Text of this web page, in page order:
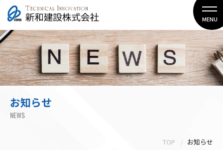
MENU
お知らせ
NEWS
TOP お知らせ